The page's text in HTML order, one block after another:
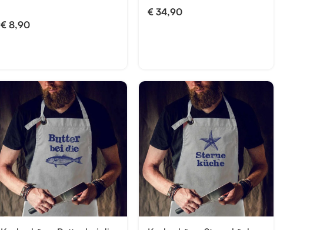
€ 8,90
€34,90